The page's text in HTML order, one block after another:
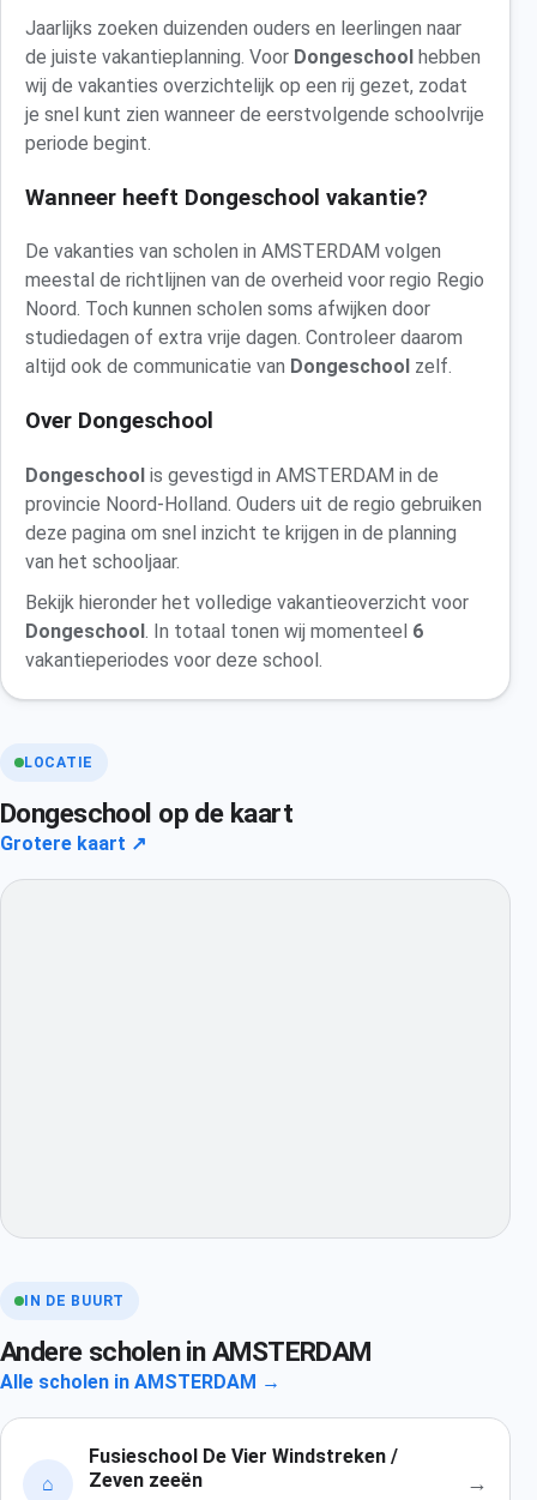
Jaarlijks zoeken duizenden ouders en leerlingen naar
de juiste vakantieplanning. Voor Dongeschool hebben
wij de vakanties overzichtelijk op een rij gezet, zodat
je snel kunt zien wanneer de eerstvolgende schoolvrije
periode begint.
Wanneer heeft Dongeschool vakantie?
De vakanties van scholen in AMSTERDAM volgen
meestal de richtlijnen van de overheid voor regio Regio
Noord. Toch kunnen scholen soms afwijken door
studiedagen of extra vrije dagen. Controleer daarom
altijd ook de communicatie van Dongeschool zelf.
Over Dongeschool
Dongeschool is gevestigd in AMSTERDAM in de
provincie Noord-Holland. Ouders uit de regio gebruiken
deze pagina om snel inzicht te krijgen in de planning
van het schooljaar.
Bekijk hieronder het volledige vakantieoverzicht voor
Dongeschool. In totaal tonen wij momenteel 6
vakantieperiodes voor deze school.
LOCATIE
Dongeschool op de kaart
Grotere kaart ↗
IN DE BUURT
Andere scholen in AMSTERDAM
Alle scholen in AMSTERDAM →
⌂
Fusieschool De Vier Windstreken /
Zeven zeeën
→